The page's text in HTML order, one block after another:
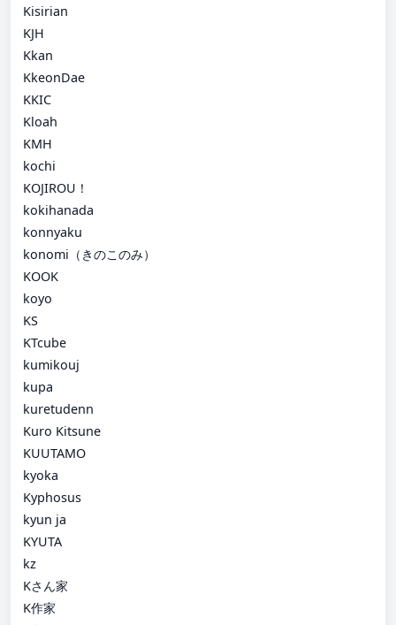
Kisirian
KJH
Kkan
KkeonDae
KKIC
Kloah
KMH
kochi
KOJIROU！
kokihanada
konnyaku
konomi（きのこのみ）
KOOK
koyo
KS
KTcube
kumikouj
kupa
kuretudenn
Kuro Kitsune
KUUTAMO
kyoka
Kyphosus
kyun ja
KYUTA
kz
Kさん家
K作家